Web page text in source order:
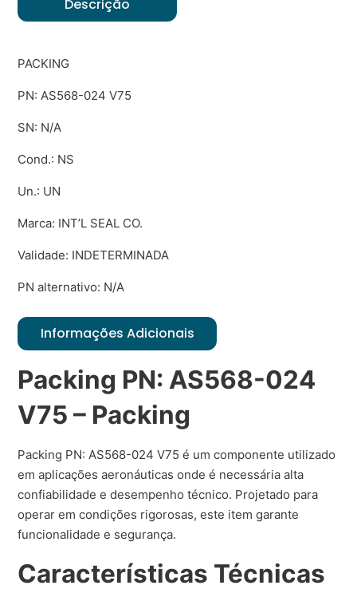
Descrição
PACKING
PN: AS568-024 V75
SN: N/A
Cond.: NS
Un.: UN
Marca: INT’L SEAL CO.
Validade: INDETERMINADA
PN alternativo: N/A
Informações Adicionais
Packing PN: AS568-024
V75 – Packing
Packing PN: AS568-024 V75 é um componente utilizado
em aplicações aeronáuticas onde é necessária alta
confiabilidade e desempenho técnico. Projetado para
operar em condições rigorosas, este item garante
funcionalidade e segurança.
Características Técnicas